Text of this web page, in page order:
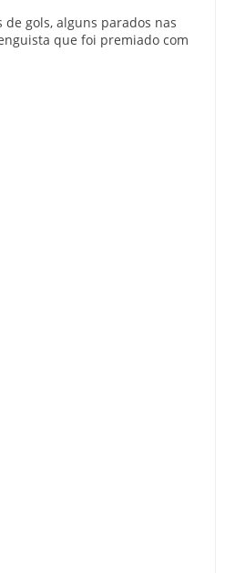
gols, alguns parados nas
que foi premiado com